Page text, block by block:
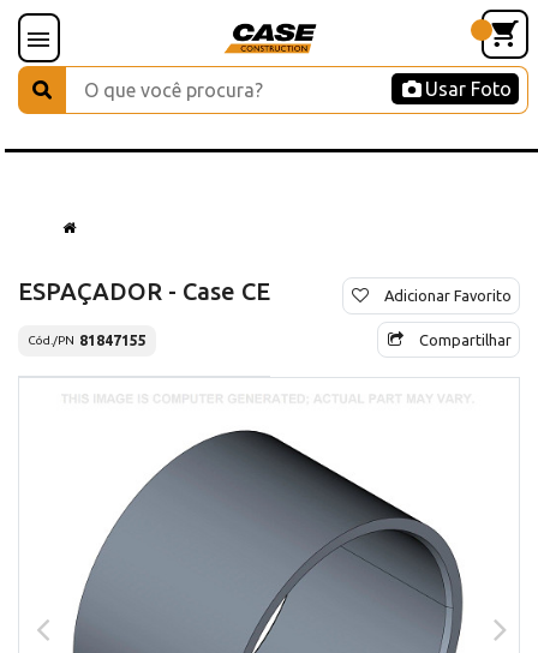
Usar Foto
ESPAÇADOR - Case CE
Cód./PN 81847155
Adicionar Favorito
Compartilhar